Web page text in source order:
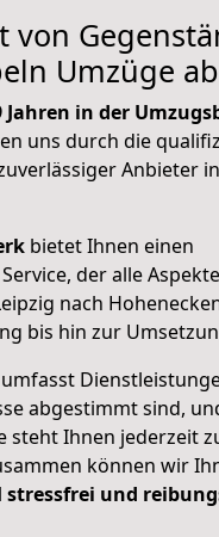
von
Umzüge
Jahren in der
uns durch die
Anbieter
bietet Ihnen einen
der alle
nach
bis hin zur
abgestimmt sind,
steht Ihnen jederzeit
können wir
stressfrei und